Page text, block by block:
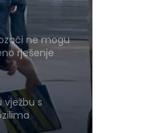
ne mogu
rješenje
vježbu s